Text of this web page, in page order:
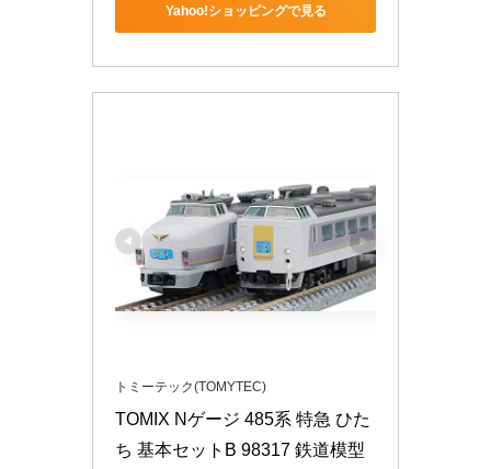
Yahoo!ショッピングで見る
トミーテック(TOMYTEC)
TOMIX Nゲージ 485系 特急 ひた
ち 基本セットB 98317 鉄道模型